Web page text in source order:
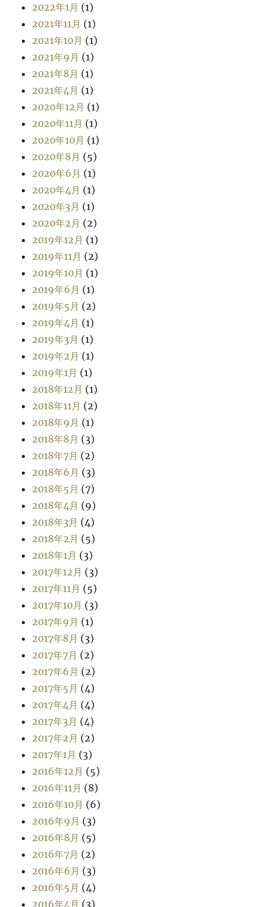
2022年1月 (1)
2021年11月 (1)
2021年10月 (1)
2021年9月 (1)
2021年8月 (1)
2021年4月 (1)
2020年12月 (1)
2020年11月 (1)
2020年10月 (1)
2020年8月 (5)
2020年6月 (1)
2020年4月 (1)
2020年3月 (1)
2020年2月 (2)
2019年12月 (1)
2019年11月 (2)
2019年10月 (1)
2019年6月 (1)
2019年5月 (2)
2019年4月 (1)
2019年3月 (1)
2019年2月 (1)
2019年1月 (1)
2018年12月 (1)
2018年11月 (2)
2018年9月 (1)
2018年8月 (3)
2018年7月 (2)
2018年6月 (3)
2018年5月 (7)
2018年4月 (9)
2018年3月 (4)
2018年2月 (5)
2018年1月 (3)
2017年12月 (3)
2017年11月 (5)
2017年10月 (3)
2017年9月 (1)
2017年8月 (3)
2017年7月 (2)
2017年6月 (2)
2017年5月 (4)
2017年4月 (4)
2017年3月 (4)
2017年2月 (2)
2017年1月 (3)
2016年12月 (5)
2016年11月 (8)
2016年10月 (6)
2016年9月 (3)
2016年8月 (5)
2016年7月 (2)
2016年6月 (3)
2016年5月 (4)
2016年4月 (3)